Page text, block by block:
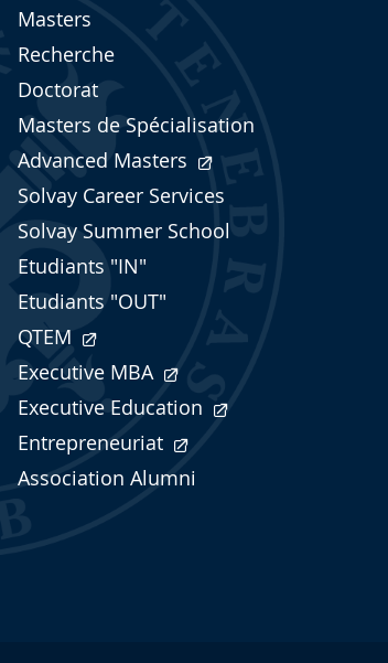
Masters
Recherche
Doctorat
Masters de Spécialisation
Advanced Masters
Solvay Career Services
Solvay Summer School
Etudiants "IN"
Etudiants "OUT"
QTEM
Executive MBA
Executive Education
Entrepreneuriat
Association Alumni